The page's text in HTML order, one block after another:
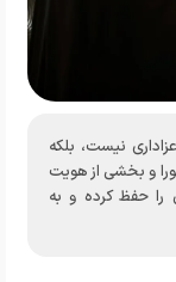
نیست، بلکه
و بخشی از هویت
را حفظ کرده و به